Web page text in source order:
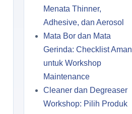
Menata Thinner,
Adhesive, dan Aerosol
Mata Bor dan Mata
Gerinda: Checklist Aman
untuk Workshop
Maintenance
Cleaner dan Degreaser
Workshop: Pilih Produk